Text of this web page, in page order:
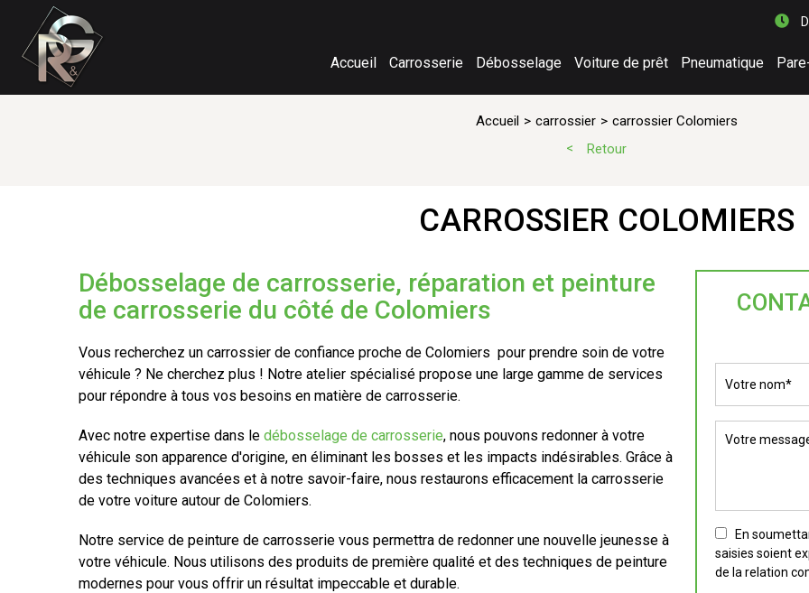
Accueil Carrosserie Débosselage Voiture de prêt Pneumatique
Accueil carrossier
carrossier Colomiers
Retour
CARROSSIER COLOMIERS
Débosselage de carrosserie, réparation et peinture
de carrosserie du côté de Colomiers
Vous recherchez un carrossier de confiance proche de Colomiers pour prendre soin de votre
véhicule ? Ne cherchez plus ! Notre atelier spécialisé propose une large gamme de services
pour répondre à tous vos besoins en matière de carrosserie.
Avec notre expertise dans le débosselage de carrosserie, nous pouvons redonner à votre
véhicule son apparence d'origine, en éliminant les bosses et les impacts indésirables. Grâce à
des techniques avancées et à notre savoir-faire, nous restaurons efficacement la carrosserie
de votre voiture autour de Colomiers.
Notre service de peinture de carrosserie vous permettra de redonner une nouvelle jeunesse à
votre véhicule. Nous utilisons des produits de première qualité et des techniques de peinture
modernes pour vous offrir un résultat impeccable et durable.
En
saisies soient
de la relation